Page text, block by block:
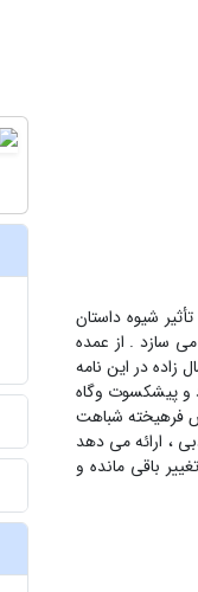
شیوه داستان
سازد . از عمده
زاده در این نامه
و پیشکسوت وگاه
فرهیخته شباهت
، ارائه می دهد
باقی مانده و